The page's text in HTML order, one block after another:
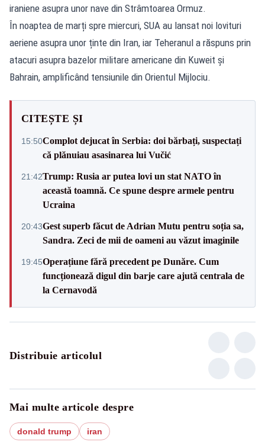
iraniene asupra unor nave din Strâmtoarea Ormuz.
În noaptea de marți spre miercuri, SUA au lansat noi lovituri
aeriene asupra unor ținte din Iran, iar Teheranul a răspuns prin
atacuri asupra bazelor militare americane din Kuweit și
Bahrain, amplificând tensiunile din Orientul Mijlociu.
CITEȘTE ȘI
15:50Complot dejucat în Serbia: doi bărbați, suspectați
că plănuiau asasinarea lui Vučić
21:42Trump: Rusia ar putea lovi un stat NATO în
această toamnă. Ce spune despre armele pentru
Ucraina
20:43Gest superb făcut de Adrian Mutu pentru soția sa,
Sandra. Zeci de mii de oameni au văzut imaginile
19:45Operațiune fără precedent pe Dunăre. Cum
funcționează digul din barje care ajută centrala de
la Cernavodă
Distribuie articolul
Mai multe articole despre
donald trump iran